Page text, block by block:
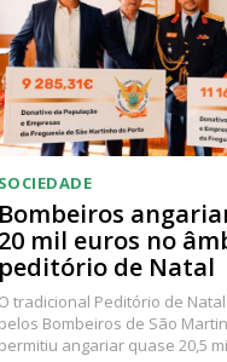
SOCIEDADE
Bombeiros
20 mil euros no
peditório de Natal
O tradicional Peditório de
pelos Bombeiros de São
permitiu angariar quase 20,5